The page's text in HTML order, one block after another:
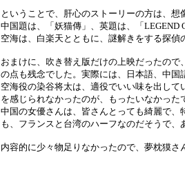
ということで、肝心のストーリーの方は、
中国題は、「妖猫傳」、英題は、「LEGEND
空海は、白楽天とともに、謎解きをする探偵
おまけに、吹き替え版だけの上映だったの
の点も残念でした。実際には、日本語、中国
空海役の染谷将太は、適役でいい味を出し
を感じられなかったのが、もったいなかった
中国の女優さんは、皆さんとっても綺麗で
も、フランスと台湾のハーフなのだそうで、
内容的に少々物足りなかったので、夢枕獏